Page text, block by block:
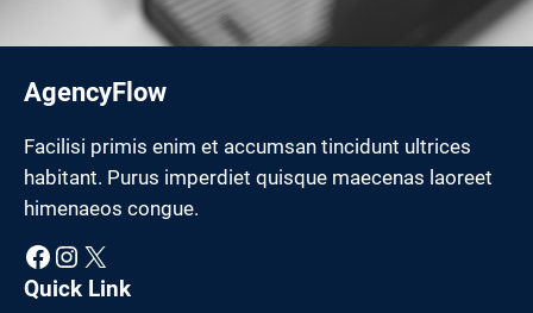
AgencyFlow
Facilisi primis enim et accumsan tincidunt ultrices
habitant. Purus imperdiet quisque maecenas laoreet
himenaeos congue.
Facebook Instagram X
Quick Link